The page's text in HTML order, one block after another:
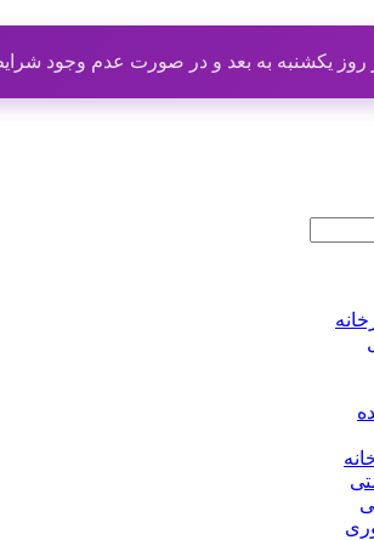
به بعد و در صورت عدم وجود شرایط مناسب از تاریخ ۲۰